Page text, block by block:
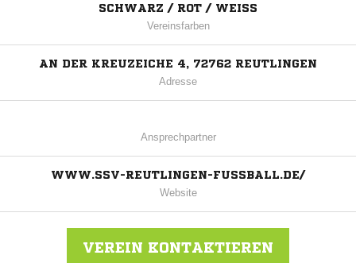
SCHWARZ / ROT / WEISS
Vereinsfarben
AN DER KREUZEICHE 4, 72762 REUTLINGEN
Adresse
Ansprechpartner
WWW.SSV-REUTLINGEN-FUSSBALL.DE/
Website
VEREIN KONTAKTIEREN